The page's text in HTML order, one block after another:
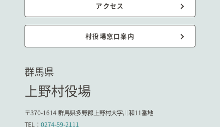
アクセス
村役場窓口案内
群馬県
上野村役場
〒370-1614 群馬県多野郡上野村大字川和11番地
TEL： 0274-59-2111